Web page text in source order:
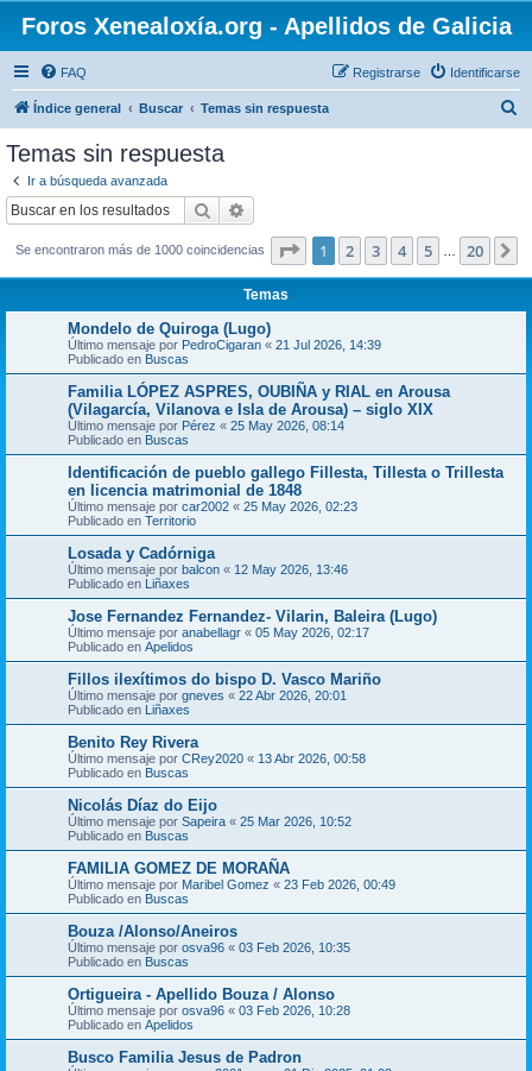
Foros Xenealoxía.org - Apellidos de Galicia
FAQ Identificarse
Registrarse
Índice general Buscar Temas sin respuesta
Temas sin respuesta
Ir a búsqueda avanzada
Buscar
Se encontraron más de 1000 coincidencias Página de 20
1 2 3 4 5 20
Temas
Mondelo de Quiroga (Lugo)
Último mensaje por PedroCigaran « 21 Jul 2026, 14:39
Publicado en Buscas
Familia LÓPEZ ASPRES, OUBIÑA y RIAL en Arousa
(Vilagarcía, Vilanova e Isla de Arousa) – siglo XIX
Último mensaje por Pérez « 25 May 2026, 08:14
Publicado en Buscas
Identificación de pueblo gallego Fillesta, Tillesta o Trillesta
en licencia matrimonial de 1848
Último mensaje por car2002 « 25 May 2026, 02:23
Publicado en Territorio
Losada y Cadórniga
Último mensaje por balcon « 12 May 2026, 13:46
Publicado en Liñaxes
Jose Fernandez Fernandez- Vilarin, Baleira (Lugo)
Último mensaje por anabellagr « 05 May 2026, 02:17
Publicado en Apelidos
Fillos ilexítimos do bispo D. Vasco Mariño
Último mensaje por gneves « 22 Abr 2026, 20:01
Publicado en Liñaxes
Benito Rey Rivera
Último mensaje por CRey2020 « 13 Abr 2026, 00:58
Publicado en Buscas
Nicolás Díaz do Eijo
Último mensaje por Sapeira « 25 Mar 2026, 10:52
Publicado en Buscas
FAMILIA GOMEZ DE MORAÑA
Último mensaje por Maribel Gomez « 23 Feb 2026, 00:49
Publicado en Buscas
Bouza /Alonso/Aneiros
Último mensaje por osva96 « 03 Feb 2026, 10:35
Publicado en Buscas
Ortigueira - Apellido Bouza / Alonso
Último mensaje por osva96 « 03 Feb 2026, 10:28
Publicado en Apelidos
Busco Familia Jesus de Padron